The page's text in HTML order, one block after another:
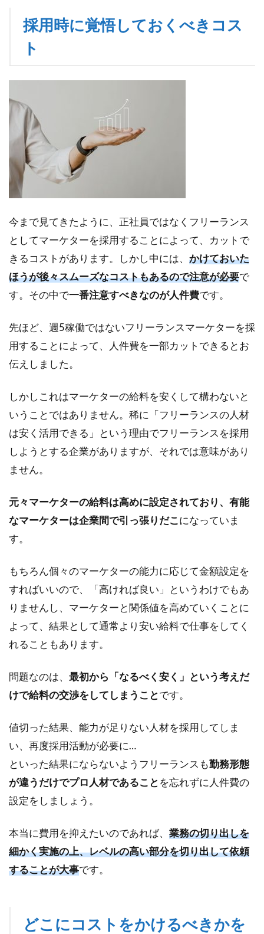
採用時に覚悟しておくべきコス
ト
今まで見てきたように、正社員ではなくフリーランス
としてマーケターを採用することによって、カットで
きるコストがあります。しかし中には、 かけておいた
ほうが後々スムーズなコストもあるので注意が必要で
す。その中で一番注意すべきなのが人件費です。
先ほど、週5稼働ではないフリーランスマーケターを採
用することによって、人件費を一部カットできるとお
伝えしました。
しかしこれはマーケターの給料を安くして構わないと
いうことではありません。稀に「フリーランスの人材
は安く活用できる」という理由でフリーランスを採用
しようとする企業がありますが、それでは意味があり
ません。
元々マーケターの給料は高めに設定されており、有能
なマーケターは企業間で引っ張りだこ になっていま
す。
もちろん個々のマーケターの能力に応じて金額設定を
すればいいので、「高ければ良い」というわけでもあ
りませんし、マーケターと関係値を高めていくことに
よって、結果として通常より安い給料で仕事をしてく
れることもあります。
問題なのは、 最初から「なるべく安く」という考えだ
けで給料の交渉をしてしまうことです。
値切った結果、能力が足りない人材を採用してしま
い、再度採用活動が必要に…
といった結果にならないようフリーランスも勤務形態
が違うだけでプロ人材であることを忘れずに人件費の
設定をしましょう。
本当に費用を抑えたいのであれば、 業務の切り出しを
細かく実施の上、レベルの高い部分を切り出して依頼
することが大事です。
どこにコストをかけるべきかを